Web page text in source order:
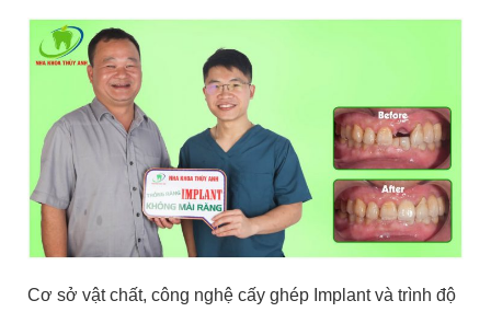
Cơ sở vật chất, công nghệ cấy ghép Implant và trình độ